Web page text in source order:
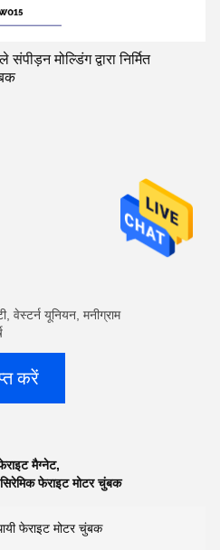
मोल्डिंग द्वारा निर्मित
वेस्टर्न यूनियन, मनीग्राम
करें
मैग्नेट,
सिरेमिक फेराइट मोटर चुंबक
फेराइट मोटर चुंबक